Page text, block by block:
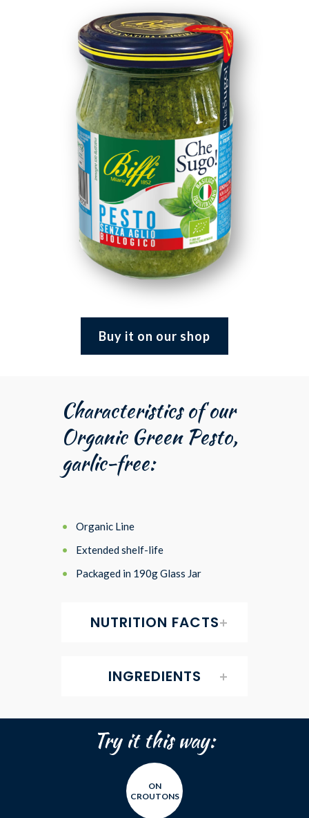
Buy it on our shop
Characteristics of our
Organic Green Pesto,
garlic-free:
Organic Line
Extended shelf-life
Packaged in 190g Glass Jar
NUTRITION FACTS
INGREDIENTS
Try it this way:
ON
CROUTONS